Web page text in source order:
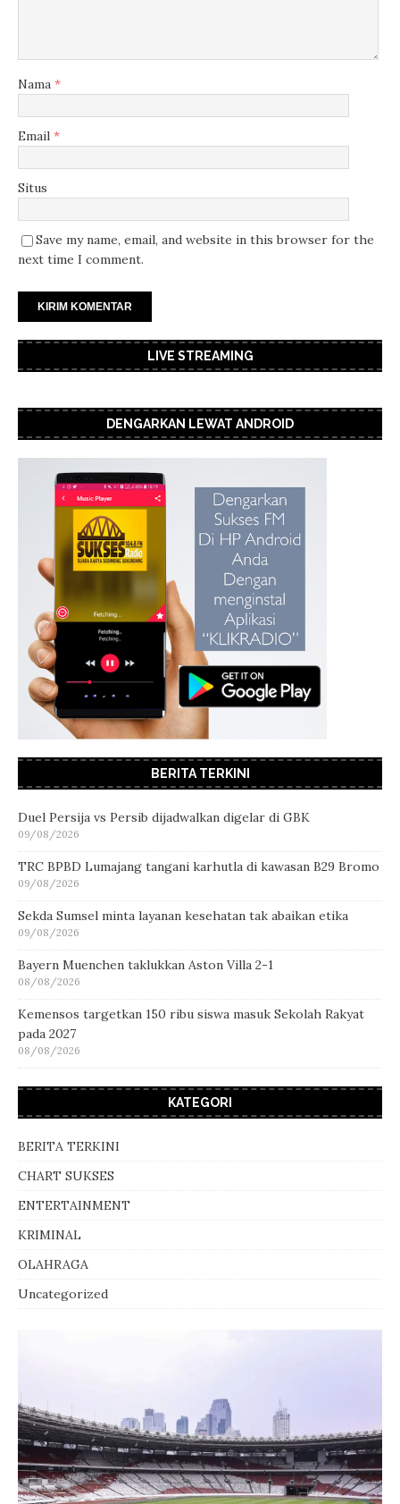
Nama *
Email *
Situs
Save my name, email, and website in this browser for the
next time I comment.
LIVE STREAMING
DENGARKAN LEWAT ANDROID
BERITA TERKINI
Duel Persija vs Persib dijadwalkan digelar di GBK
09/08/2026
TRC BPBD Lumajang tangani karhutla di kawasan B29 Bromo
09/08/2026
Sekda Sumsel minta layanan kesehatan tak abaikan etika
09/08/2026
Bayern Muenchen taklukkan Aston Villa 2-1
08/08/2026
Kemensos targetkan 150 ribu siswa masuk Sekolah Rakyat
pada 2027
08/08/2026
KATEGORI
BERITA TERKINI
CHART SUKSES
ENTERTAINMENT
KRIMINAL
OLAHRAGA
Uncategorized